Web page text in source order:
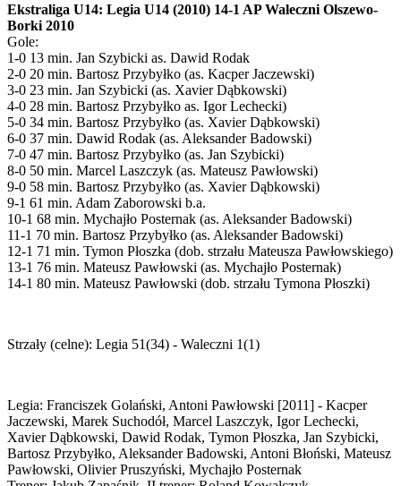
Ekstraliga U14: Legia U14 (2010) 14-1 AP Waleczni Olszewo-
Borki 2010
Gole:
1-0 13 min. Jan Szybicki as. Dawid Rodak
2-0 20 min. Bartosz Przybyłko (as. Kacper Jaczewski)
3-0 23 min. Jan Szybicki (as. Xavier Dąbkowski)
4-0 28 min. Bartosz Przybyłko as. Igor Lechecki)
5-0 34 min. Bartosz Przybyłko (as. Xavier Dąbkowski)
6-0 37 min. Dawid Rodak (as. Aleksander Badowski)
7-0 47 min. Bartosz Przybyłko (as. Jan Szybicki)
8-0 50 min. Marcel Laszczyk (as. Mateusz Pawłowski)
9-0 58 min. Bartosz Przybyłko (as. Xavier Dąbkowski)
9-1 61 min. Adam Zaborowski b.a.
10-1 68 min. Mychajło Posternak (as. Aleksander Badowski)
11-1 70 min. Bartosz Przybyłko (as. Aleksander Badowski)
12-1 71 min. Tymon Płoszka (dob. strzału Mateusza Pawłowskiego)
13-1 76 min. Mateusz Pawłowski (as. Mychajło Posternak)
14-1 80 min. Mateusz Pawłowski (dob. strzału Tymona Płoszki)
Strzały (celne): Legia 51(34) - Waleczni 1(1)
Legia: Franciszek Golański, Antoni Pawłowski [2011] - Kacper
Jaczewski, Marek Suchodół, Marcel Laszczyk, Igor Lechecki,
Xavier Dąbkowski, Dawid Rodak, Tymon Płoszka, Jan Szybicki,
Bartosz Przybyłko, Aleksander Badowski, Antoni Błoński, Mateusz
Pawłowski, Olivier Pruszyński, Mychajło Posternak